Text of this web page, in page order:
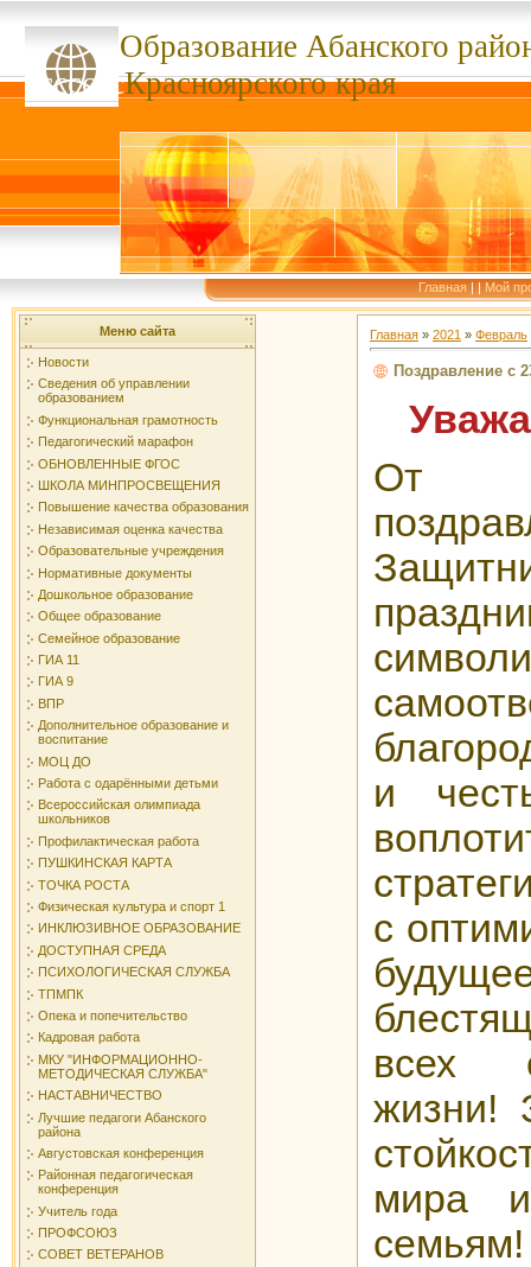
Образование Абанского
сссссссКрасноярского края
Главная | | Мой
Меню сайта
Новости
Сведения об управлении
образованием
Функциональная грамотность
Педагогический марафон
ОБНОВЛЕННЫЕ ФГОС
ШКОЛА МИНПРОСВЕЩЕНИЯ
Повышение качества образования
Независимая оценка качества
Образовательные учреждения
Нормативные документы
Дошкольное образование
Общее образование
Семейное образование
ГИА 11
ГИА 9
ВПР
Дополнительное образование и
воспитание
МОЦ ДО
Работа с одарёнными детьми
Всероссийская олимпиада
школьников
Профилактическая работа
ПУШКИНСКАЯ КАРТА
ТОЧКА РОСТА
Физическая культура и спорт 1
ИНКЛЮЗИВНОЕ ОБРАЗОВАНИЕ
ДОСТУПНАЯ СРЕДА
ПСИХОЛОГИЧЕСКАЯ СЛУЖБА
ТПМПК
Опека и попечительство
Кадровая работа
МКУ "ИНФОРМАЦИОННО-
МЕТОДИЧЕСКАЯ СЛУЖБА"
НАСТАВНИЧЕСТВО
Лучшие педагоги Абанского
района
Августовская конференция
Районная педагогическая
конференция
Учитель года
ПРОФСОЮЗ
СОВЕТ ВЕТЕРАНОВ
Главная » 2021 » Февраль
Поздравление с
От
и
с
всех
жизни!
мира
семьям!